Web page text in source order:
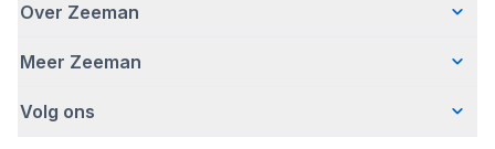
Veelgestelde vragen
Bezorgen
Retourneren
Over Zeeman
Wie wij zijn
Hoe wij verantwoord ondernemen
Meer Zeeman
Veiligheidswaarschuwing
Volg ons